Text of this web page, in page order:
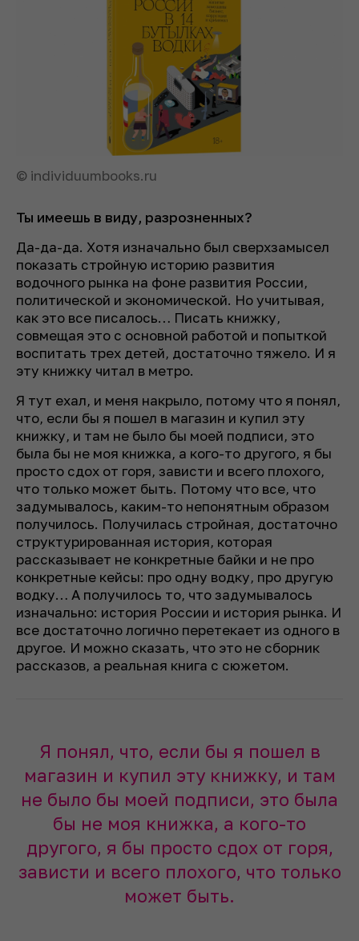
© individuumbooks.ru
Ты имеешь в виду, разрозненных?
Да-да-да. Хотя изначально был сверхзамысел
показать стройную историю развития
водочного рынка на фоне развития России,
политической и экономической. Но учитывая,
как это все писалось… Писать книжку,
совмещая это с основной работой и попыткой
воспитать трех детей, достаточно тяжело. И я
эту книжку читал в метро.
Я тут ехал, и меня накрыло, потому что я понял,
что, если бы я пошел в магазин и купил эту
книжку, и там не было бы моей подписи, это
была бы не моя книжка, а кого-то другого, я бы
просто сдох от горя, зависти и всего плохого,
что только может быть. Потому что все, что
задумывалось, каким-то непонятным образом
получилось. Получилась стройная, достаточно
структурированная история, которая
рассказывает не конкретные байки и не про
конкретные кейсы: про одну водку, про другую
водку… А получилось то, что задумывалось
изначально: история России и история рынка. И
все достаточно логично перетекает из одного в
другое. И можно сказать, что это не сборник
рассказов, а реальная книга с сюжетом.
Я понял, что, если бы я пошел в
магазин и купил эту книжку, и там
не было бы моей подписи, это была
бы не моя книжка, а кого-то
другого, я бы просто сдох от горя,
зависти и всего плохого, что только
может быть.